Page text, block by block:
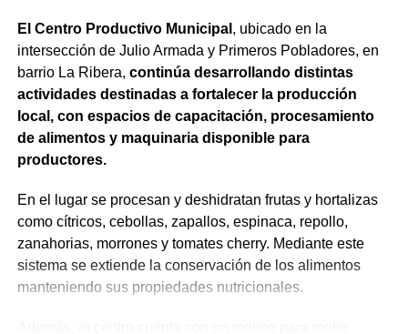
otro peso. De esta manera, los establecimientos
adheridos que registran daños pueden acceder a
recursos para completar la cosecha y cubrir parte del
capital de trabajo de la siguiente etapa productiva.
En esta temporada,cerca de 120 productores
adheridos al sistema declararon daños sobre
millones de kilos de fruta afectados.La magnitud de
las pérdidas determinó un resarcimiento total cercano a
los $3.000 millones.
El alcance general del granizo fue todavía mayor.
El Centro Productivo Municipal , ubicado en la
intersección de Julio Armada y Primeros Pobladores, en
barrio La Ribera, continúa desarrollando distintas
actividades destinadas a fortalecer la producción
local, con espacios de capacitación, procesamiento
de alimentos y maquinaria disponible para
productores.
En el lugar se procesan y deshidratan frutas y hortalizas
como cítricos, cebollas, zapallos, espinaca, repollo,
zanahorias, morrones y tomates cherry. Mediante este
sistema se extiende la conservación de los alimentos
manteniendo sus propiedades nutricionales.